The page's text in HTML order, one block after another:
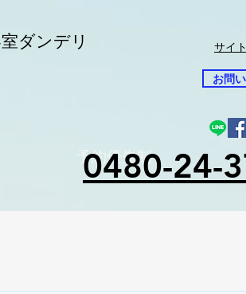
ダンデリ
お問
予約優先制
0480-24-
サイ